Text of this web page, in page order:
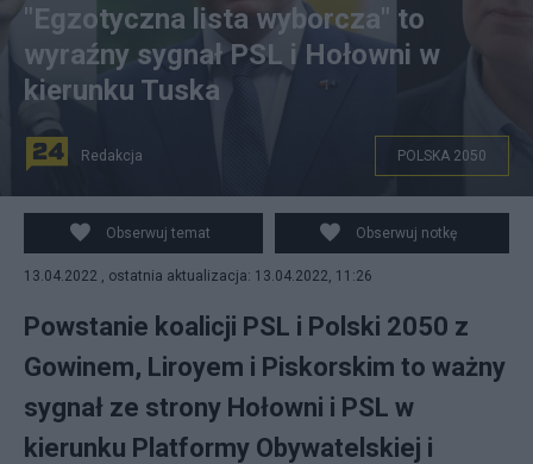
"Egzotyczna lista wyborcza" to
wyraźny sygnał PSL i Hołowni w
kierunku Tuska
Redakcja POLSKA 2050
Obserwuj temat Obserwuj notkę
13.04.2022 , ostatnia aktualizacja: 13.04.2022, 11:26
Powstanie koalicji PSL i Polski 2050 z
Gowinem, Liroyem i Piskorskim to ważny
sygnał ze strony Hołowni i PSL w
kierunku Platformy Obywatelskiej i